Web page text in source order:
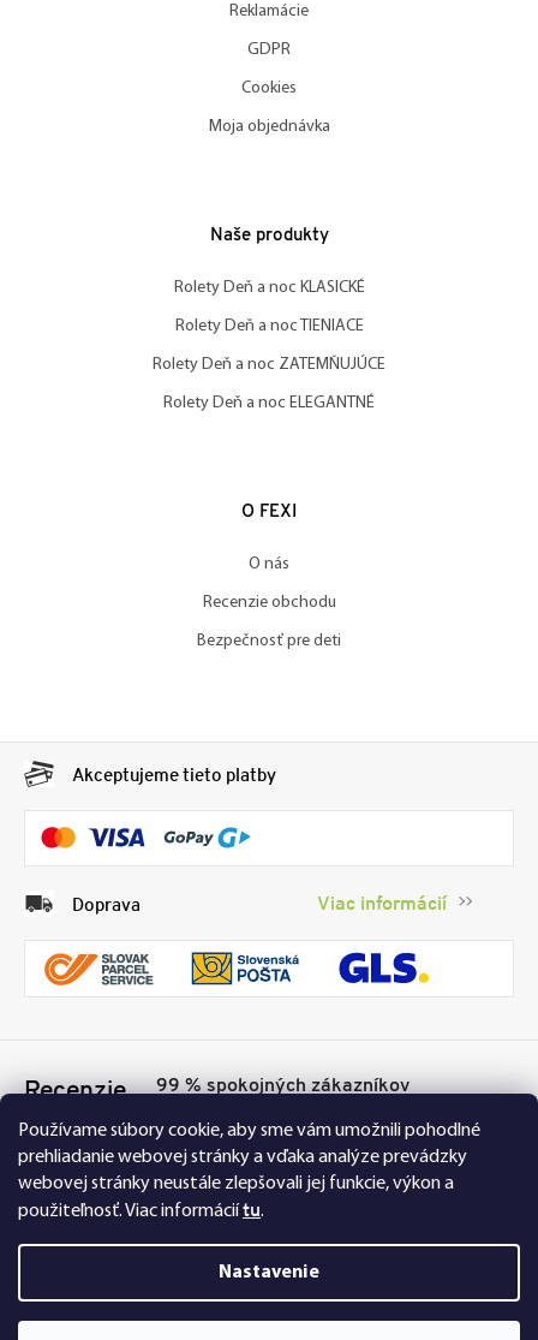
Používame súbory cookie, aby sme vám umožnili pohodlné
prehliadanie webovej stránky a vďaka analýze prevádzky
webovej stránky neustále zlepšovali jej funkcie, výkon a
použiteľnosť.Viac informáciítu.
Nastavenie
Reklamácie
GDPR
Cookies
Moja objednávka
Naše produkty
Rolety Deň a noc KLASICKÉ
Rolety Deň a noc TIENIACE
Rolety Deň a noc ZATEMŇUJÚCE
Rolety Deň a noc ELEGANTNÉ
O FEXI
O nás
Recenzie obchodu
Bezpečnosť pre deti
Akceptujeme tieto platby
Doprava Viac informácií
Recenzie 99 % spokojných zákazníkov